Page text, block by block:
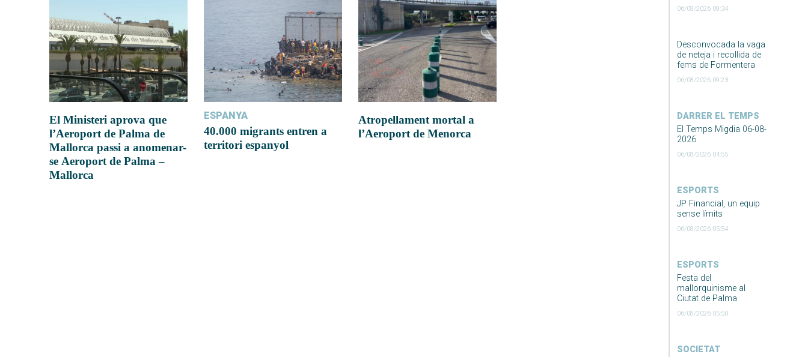
06/08/2026 09:34
Desconvocada la vaga
de neteja i recollida de
fems de Formentera
06/08/2026 09:23
DARRER EL TEMPS
El Temps Migdia 06-08-
2026
06/08/2026 04:55
ESPORTS
JP Financial, un equip
sense límits
06/08/2026 05:54
ESPORTS
Festa del
mallorquinisme al
Ciutat de Palma
06/08/2026 05:50
SOCIETAT
El Ministeri aprova que
l’Aeroport de Palma de
Mallorca passi a anomenar-
se Aeroport de Palma –
Mallorca
ESPANYA
40.000 migrants entren a
territori espanyol
Atropellament mortal a
l’Aeroport de Menorca